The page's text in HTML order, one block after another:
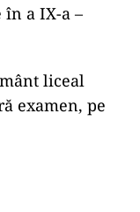
a IX-a –
liceal
examen, pe